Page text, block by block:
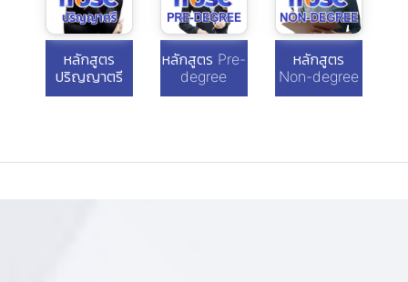
หลักสูตร
ปริญญาตรี
หลักสูตร Pre-
degree
หลักสูตร
Non-degree